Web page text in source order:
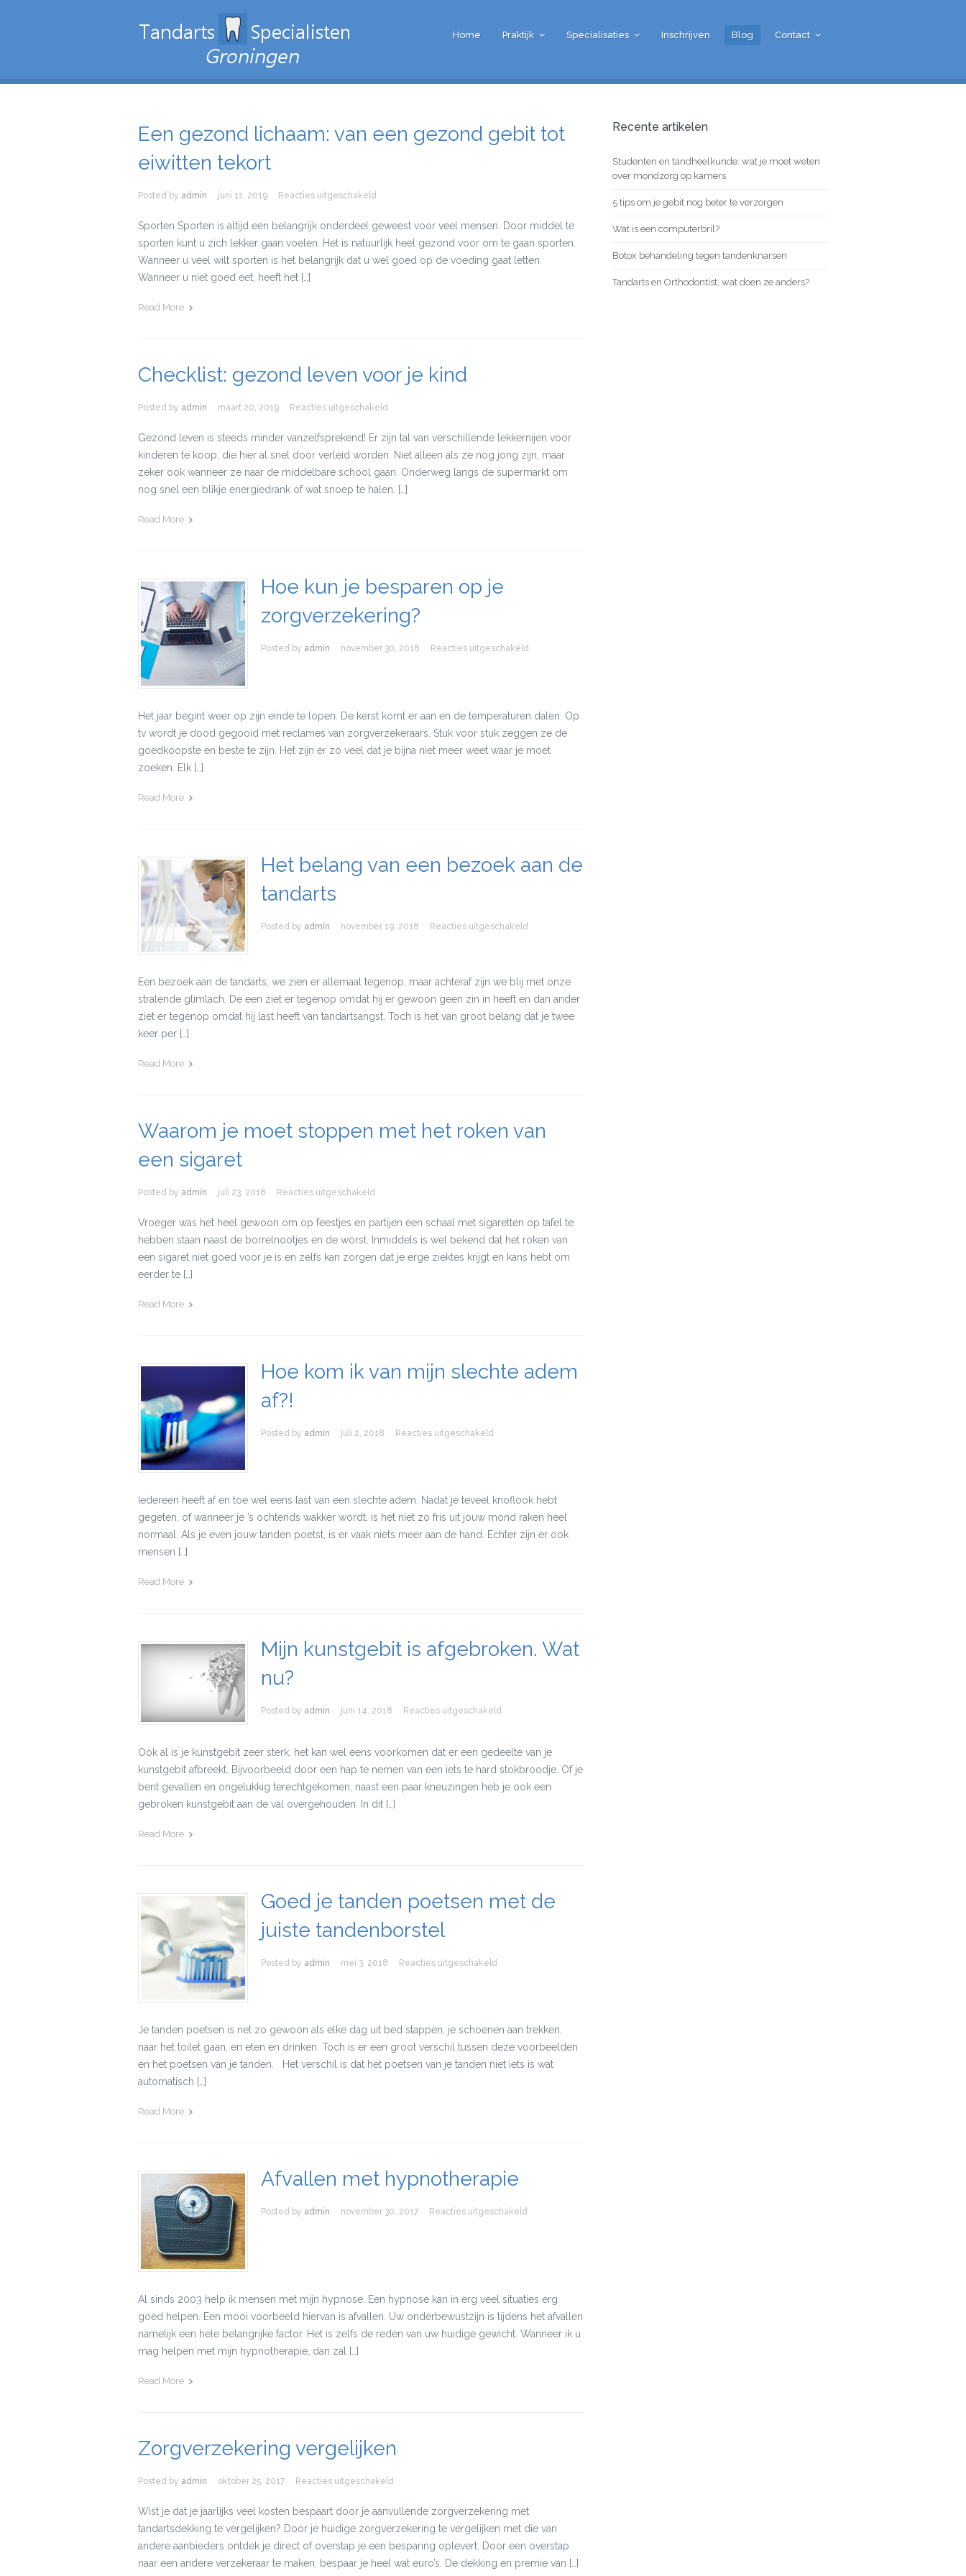
Home Praktijk Specialisaties Inschrijven Blog Contact
Een gezond lichaam: van een gezond gebit tot
eiwitten tekort
Posted by admin juni 11, 2019 Reacties uitgeschakeld
Sporten Sporten is altijd een belangrijk onderdeel geweest voor veel mensen. Door middel te
sporten kunt u zich lekker gaan voelen. Het is natuurlijk heel gezond voor om te gaan sporten.
Wanneer u veel wilt sporten is het belangrijk dat u wel goed op de voeding gaat letten.
Wanneer u niet goed eet, heeft het […]
Read More
Checklist: gezond leven voor je kind
Posted by admin maart 20, 2019 Reacties uitgeschakeld
Gezond leven is steeds minder vanzelfsprekend! Er zijn tal van verschillende lekkernijen voor
kinderen te koop, die hier al snel door verleid worden. Niet alleen als ze nog jong zijn, maar
zeker ook wanneer ze naar de middelbare school gaan. Onderweg langs de supermarkt om
nog snel een blikje energiedrank of wat snoep te halen. […]
Read More
Hoe kun je besparen op je
zorgverzekering?
Posted by admin november 30, 2018 Reacties uitgeschakeld
Het jaar begint weer op zijn einde te lopen. De kerst komt er aan en de temperaturen dalen. Op
tv wordt je dood gegooid met reclames van zorgverzekeraars. Stuk voor stuk zeggen ze de
goedkoopste en beste te zijn. Het zijn er zo veel dat je bijna niet meer weet waar je moet
zoeken. Elk […]
Read More
Het belang van een bezoek aan de
tandarts
Posted by admin november 19, 2018 Reacties uitgeschakeld
Een bezoek aan de tandarts; we zien er allemaal tegenop, maar achteraf zijn we blij met onze
stralende glimlach. De een ziet er tegenop omdat hij er gewoon geen zin in heeft en dan ander
ziet er tegenop omdat hij last heeft van tandartsangst. Toch is het van groot belang dat je twee
keer per […]
Read More
Waarom je moet stoppen met het roken van
een sigaret
Posted by admin juli 23, 2018 Reacties uitgeschakeld
Vroeger was het heel gewoon om op feestjes en partijen een schaal met sigaretten op tafel te
hebben staan naast de borrelnootjes en de worst. Inmiddels is wel bekend dat het roken van
een sigaret niet goed voor je is en zelfs kan zorgen dat je erge ziektes krijgt en kans hebt om
eerder te […]
Read More
Hoe kom ik van mijn slechte adem
af?!
Posted by admin juli 2, 2018 Reacties uitgeschakeld
Iedereen heeft af en toe wel eens last van een slechte adem. Nadat je teveel knoflook hebt
gegeten, of wanneer je ’s ochtends wakker wordt, is het niet zo fris uit jouw mond raken heel
normaal. Als je even jouw tanden poetst, is er vaak niets meer aan de hand. Echter zijn er ook
mensen […]
Read More
Mijn kunstgebit is afgebroken. Wat
nu?
Posted by admin juni 14, 2018 Reacties uitgeschakeld
Ook al is je kunstgebit zeer sterk, het kan wel eens voorkomen dat er een gedeelte van je
kunstgebit afbreekt. Bijvoorbeeld door een hap te nemen van een iets te hard stokbroodje. Of je
bent gevallen en ongelukkig terechtgekomen, naast een paar kneuzingen heb je ook een
gebroken kunstgebit aan de val overgehouden. In dit […]
Read More
Goed je tanden poetsen met de
juiste tandenborstel
Posted by admin mei 3, 2018 Reacties uitgeschakeld
Je tanden poetsen is net zo gewoon als elke dag uit bed stappen, je schoenen aan trekken,
naar het toilet gaan, en eten en drinken. Toch is er een groot verschil tussen deze voorbeelden
en het poetsen van je tanden. Het verschil is dat het poetsen van je tanden niet iets is wat
automatisch […]
Read More
Afvallen met hypnotherapie
Posted by admin november 30, 2017 Reacties uitgeschakeld
Al sinds 2003 help ik mensen met mijn hypnose. Een hypnose kan in erg veel situaties erg
goed helpen. Een mooi voorbeeld hiervan is afvallen. Uw onderbewustzijn is tijdens het afvallen
namelijk een hele belangrijke factor. Het is zelfs de reden van uw huidige gewicht. Wanneer ik u
mag helpen met mijn hypnotherapie, dan zal […]
Read More
Zorgverzekering vergelijken
Posted by admin oktober 25, 2017 Reacties uitgeschakeld
Wist je dat je jaarlijks veel kosten bespaart door je aanvullende zorgverzekering met
tandartsdekking te vergelijken? Door je huidige zorgverzekering te vergelijken met die van
andere aanbieders ontdek je direct of overstap je een besparing oplevert. Door een overstap
naar een andere verzekeraar te maken, bespaar je heel wat euro’s. De dekking en premie van […]
Recente artikelen
Studenten en tandheelkunde: wat je moet weten
over mondzorg op kamers
5 tips om je gebit nog beter te verzorgen
Wat is een computerbril?
Botox behandeling tegen tandenknarsen
Tandarts en Orthodontist, wat doen ze anders?